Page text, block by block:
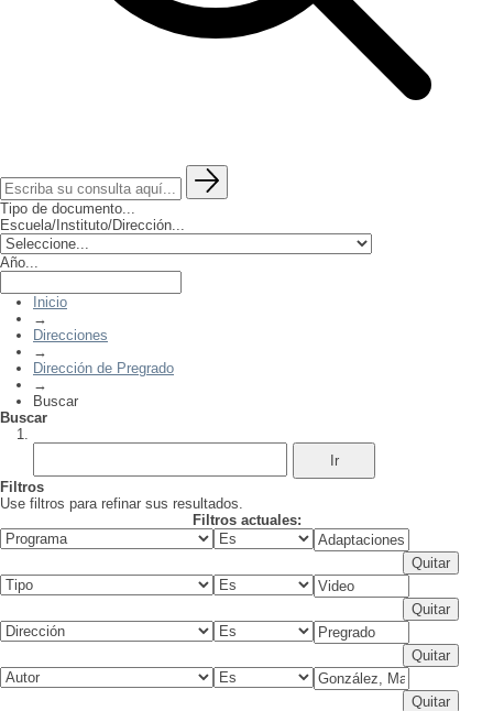
Tipo de documento...
Escuela/Instituto/Dirección...
Año...
Inicio
→
Direcciones
→
Dirección de Pregrado
→
Buscar
Buscar
Filtros
Use filtros para refinar sus resultados.
Filtros actuales: